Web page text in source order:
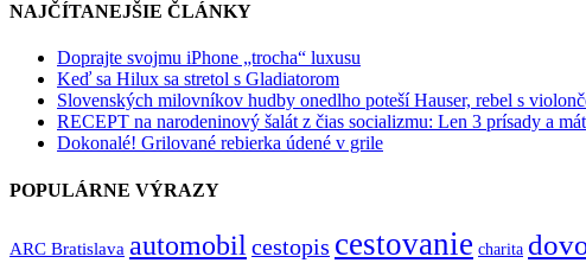
NAJČÍTANEJŠIE ČLÁNKY
Doprajte svojmu iPhone „trocha“ luxusu
Keď sa Hilux sa stretol s Gladiatorom
Slovenských milovníkov hudby onedlho poteší Hauser, rebel s
RECEPT na narodeninový šalát z čias socializmu: Len 3 prísady a
Dokonalé! Grilované rebierka údené v grile
POPULÁRNE VÝRAZY
ARC Bratislava automobil cestopis cestovanie charita